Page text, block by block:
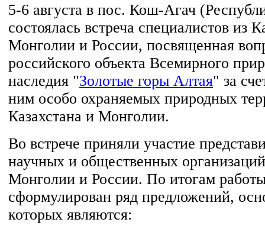
5-6 августа в пос. Кош-Агач
состоялась встреча специалистов из
Монголии и России, посвященная
российского объекта Всемирного
наследия "Золотые горы Алтая" за
ним особо охраняемых природных
Казахстана и Монголии.
Во встрече приняли участие
научных и общественных
Монголии и России. По итогам
сформулирован ряд предложений,
которых являются: